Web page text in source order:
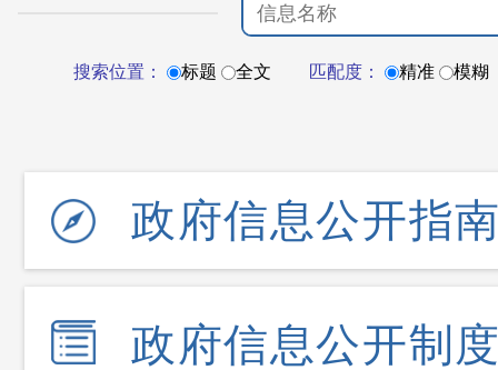
搜索位置： 标题 全文 匹配度： 精准 模糊
政府信息公开指
政府信息公开制